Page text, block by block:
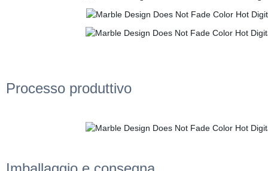
Processo produttivo